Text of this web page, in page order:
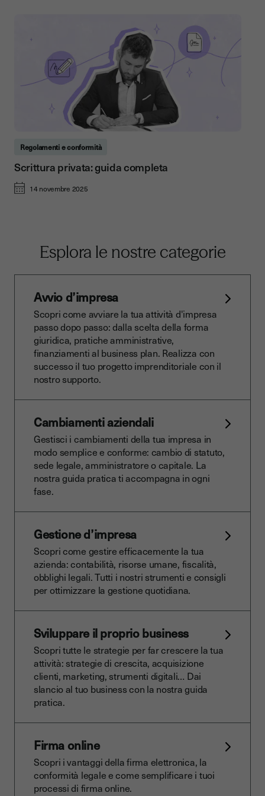
Regolamenti e conformità
Scrittura privata: guida completa
14 novembre 2025
Esplora le nostre categorie
Avvio d’impresa
Scopri come avviare la tua attività d'impresa
passo dopo passo: dalla scelta della forma
giuridica, pratiche amministrative,
finanziamenti al business plan. Realizza con
successo il tuo progetto imprenditoriale con il
nostro supporto.
Cambiamenti aziendali
Gestisci i cambiamenti della tua impresa in
modo semplice e conforme: cambio di statuto,
sede legale, amministratore o capitale. La
nostra guida pratica ti accompagna in ogni
fase.
Gestione d’impresa
Scopri come gestire efficacemente la tua
azienda: contabilità, risorse umane, fiscalità,
obblighi legali. Tutti i nostri strumenti e consigli
per ottimizzare la gestione quotidiana.
Sviluppare il proprio business
Scopri tutte le strategie per far crescere la tua
attività: strategie di crescita, acquisizione
clienti, marketing, strumenti digitali… Dai
slancio al tuo business con la nostra guida
pratica.
Firma online
Scopri i vantaggi della firma elettronica, la
conformità legale e come semplificare i tuoi
processi di firma online.